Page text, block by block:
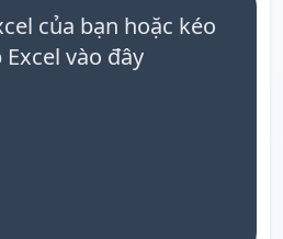
của bạn hoặc kéo
vào đây